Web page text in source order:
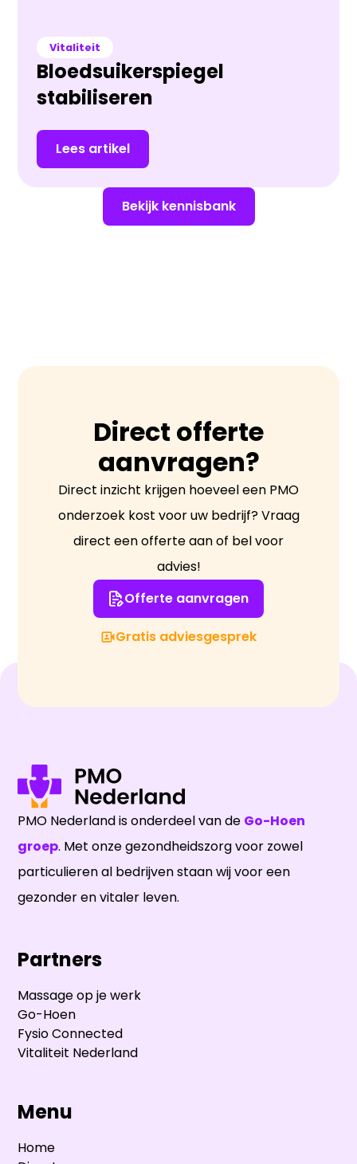
Vitaliteit
Bloedsuikerspiegel
stabiliseren
Lees artikel
Bekijk kennisbank
Direct offerte
aanvragen?
Direct inzicht krijgen hoeveel een PMO
onderzoek kost voor uw bedrijf? Vraag
direct een offerte aan of bel voor
advies!
Offerte aanvragen
Gratis adviesgesprek
PMO Nederland is onderdeel van de Go-Hoen
groep. Met onze gezondheidszorg voor zowel
particulieren al bedrijven staan wij voor een
gezonder en vitaler leven.
Menu
Home
Partners
Massage op je werk
Go-Hoen
Fysio Connected
Vitaliteit Nederland